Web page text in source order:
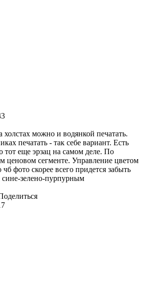
холстах можно и водянкой печатать.
печатать - так себе вариант. Есть
еще эрзац на самом деле. По
ценовом сегменте. Управление цветом
фото скорее всего придется забыть
сине-зелено-пурпурным